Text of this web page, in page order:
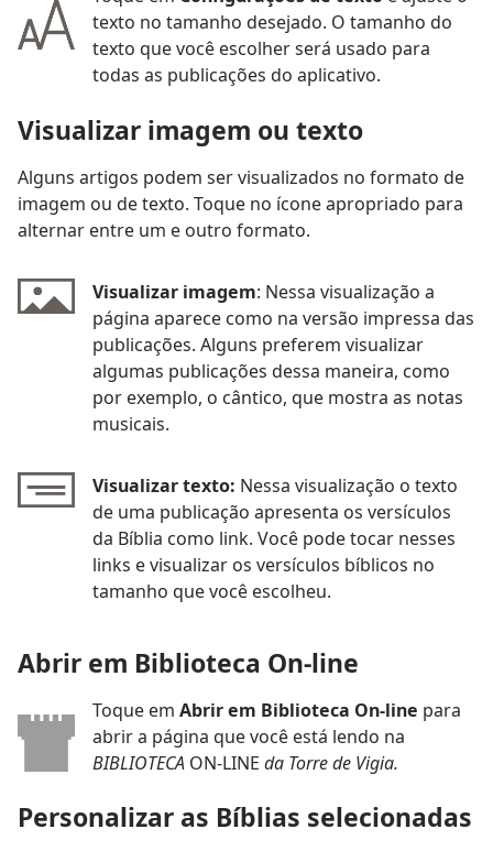
texto no tamanho desejado. O tamanho do
texto que você escolher será usado para
todas as publicações do aplicativo.
Visualizar imagem ou texto
Alguns artigos podem ser visualizados no formato de
imagem ou de texto. Toque no ícone apropriado para
alternar entre um e outro formato.
Visualizar imagem: Nessa visualização a
página aparece como na versão impressa das
publicações. Alguns preferem visualizar
algumas publicações dessa maneira, como
por exemplo, o cântico, que mostra as notas
musicais.
Visualizar texto: Nessa visualização o texto
de uma publicação apresenta os versículos
da Bíblia como link. Você pode tocar nesses
links e visualizar os versículos bíblicos no
tamanho que você escolheu.
Abrir em Biblioteca On-line
Toque em Abrir em Biblioteca On-line para
abrir a página que você está lendo na
BIBLIOTECA ON-LINE da Torre de Vigia.
Personalizar as Bíblias selecionadas